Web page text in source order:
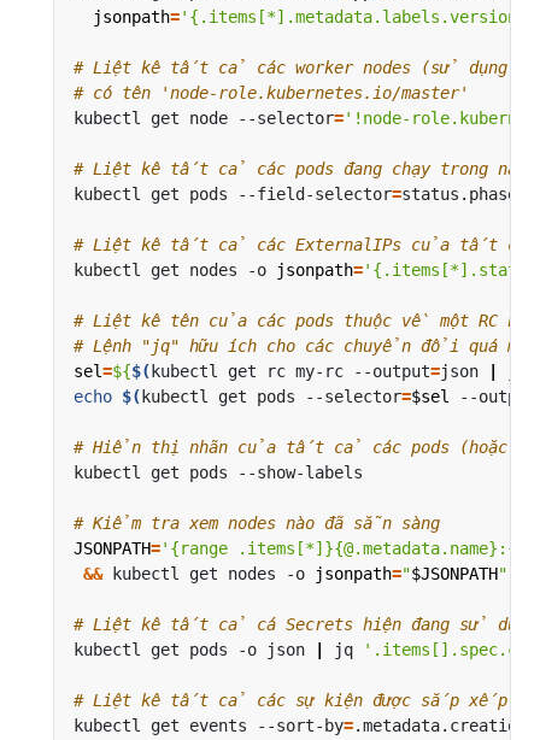
jsonpath='{.items[*].metadata.labels.version}'
# Liệt kê tất cả các worker nodes (sử dụng
# có tên 'node-role.kubernetes.io/master'
kubectl get node --selector='!node-
# Liệt kê tất cả các pods đang chạy trong
kubectl get pods --field-selector=status.phase
# Liệt kê tất cả các ExternalIPs của tất cả
kubectl get nodes -o
jsonpath=
# Liệt kê tên của các pods thuộc về một RC
# Lệnh "jq" hữu ích cho các chuyển đổi quá
sel=${$( kubectl get rc my-rc --output=json
echo $( kubectl get pods --selector=$sel --output
# Hiển thị nhãn của tất cả các pods (hoặc
# Kiểm tra xem nodes nào đã sẵn sàng
JSONPATH='{range
&& kubectl get nodes -o jsonpath="$JSONPATH"
# Liệt kê tất cả cá Secrets hiện đang sử
kubectl get pods -o json
jq
# Liệt kê tất cả các sự kiện được sắp xếp
kubectl get events --sort-by=